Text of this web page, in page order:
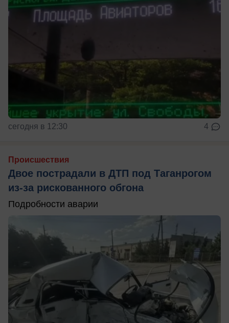
сегодня в 12:30 4
Происшествия
Двое пострадали в ДТП под Таганрогом
из-за рискованного обгона
Подробности аварии